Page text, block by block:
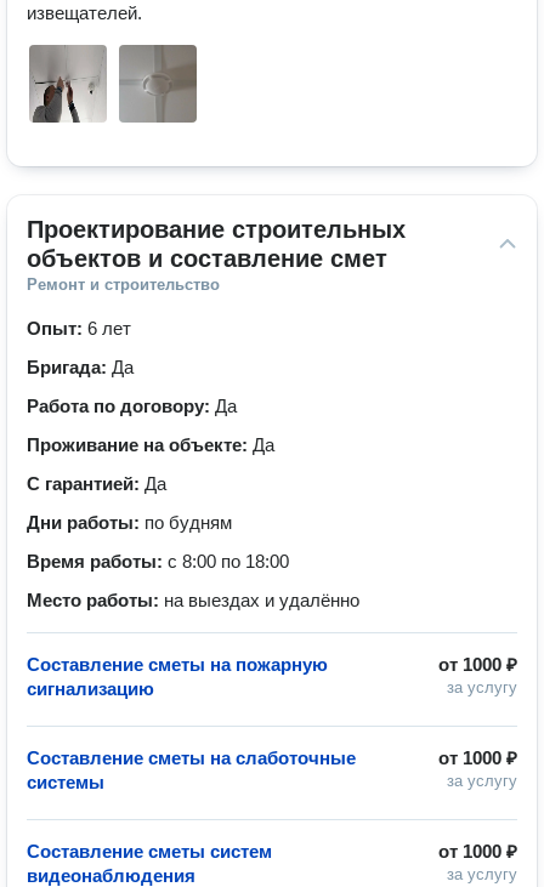
извещателей.
Проектирование строительных
объектов и составление смет
Ремонт и строительство
Опыт: 6 лет
Бригада: Да
Работа по договору: Да
Проживание на объекте: Да
С гарантией: Да
Дни работы: по будням
Время работы: с 8:00 по 18:00
Место работы: на выездах и удалённо
от 1000 ₽
за услугу
Составление сметы на пожарную
сигнализацию
от 1000 ₽
за услугу
Составление сметы на слаботочные
системы
от 1000 ₽
за услугу
Составление сметы систем
видеонаблюдения